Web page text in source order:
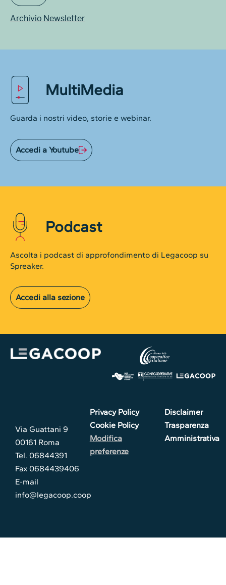
Archivio Newsletter
MultiMedia
Guarda i nostri video, storie e webinar.
Accedi a Youtube
Podcast
Ascolta i podcast di approfondimento di Legacoop su
Spreaker.
Accedi alla sezione
Via Guattani 9
00161 Roma
Tel. 06844391
Fax 0684439406
E-mail
info@legacoop.coop
Privacy Policy
Cookie Policy
Modifica
preferenze
Disclaimer
Trasparenza
Amministrativa